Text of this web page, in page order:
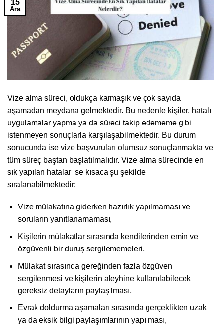
15
Ara
Vize alma süreci, oldukça karmaşık ve çok sayıda
aşamadan meydana gelmektedir. Bu nedenle kişiler, hatalı
uygulamalar yapma ya da süreci takip edememe gibi
istenmeyen sonuçlarla karşılaşabilmektedir. Bu durum
sonucunda ise vize başvuruları olumsuz sonuçlanmakta ve
tüm süreç baştan başlatılmalıdır. Vize alma sürecinde en
sık yapılan hatalar ise kısaca şu şekilde
sıralanabilmektedir:
Vize mülakatına giderken hazırlık yapılmaması ve
soruların yanıtlanamaması,
Kişilerin mülakatlar sırasında kendilerinden emin ve
özgüvenli bir duruş sergilememeleri,
Mülakat sırasında gereğinden fazla özgüven
sergilenmesi ve kişilerin aleyhine kullanılabilecek
gereksiz detayların paylaşılması,
Evrak doldurma aşamaları sırasında gerçeklikten uzak
ya da eksik bilgi paylaşımlarının yapılması,